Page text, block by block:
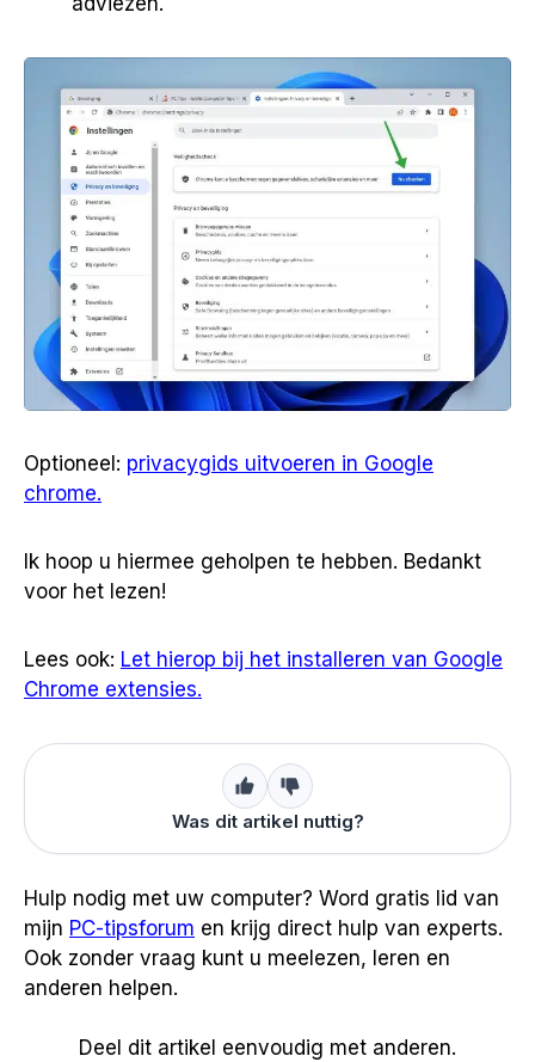
Optioneel: privacygids uitvoeren in Google
chrome.
Ik hoop u hiermee geholpen te hebben. Bedankt
voor het lezen!
Lees ook: Let hierop bij het installeren van Google
Chrome extensies.
Was dit artikel nuttig?
Hulp nodig met uw computer? Word gratis lid van
mijn PC-tipsforum en krijg direct hulp van experts.
Ook zonder vraag kunt u meelezen, leren en
anderen helpen.
Deel dit artikel eenvoudig met anderen.